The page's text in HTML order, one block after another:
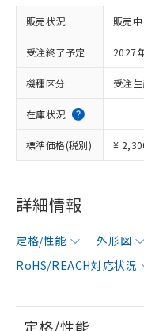
販売状況 販売
受注終了予定 2027
機種区分 受注
在庫状況
標準価格(税別) ¥
詳細情報
定格/性能 外形図
RoHS/REACH対応状況
定格/性能